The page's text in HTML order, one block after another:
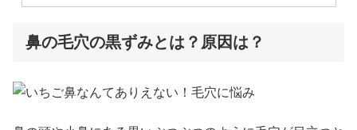
鼻の毛穴の黒ずみとは？原因は？